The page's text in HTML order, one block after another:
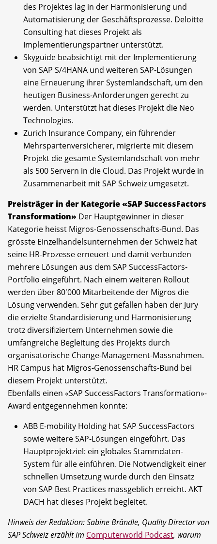
des Projektes lag in der Harmonisierung und
Automatisierung der Geschäftsprozesse. Deloitte
Consulting hat dieses Projekt als
Implementierungspartner unterstützt.
Skyguide beabsichtigt mit der Implementierung
von SAP S/4HANA und weiteren SAP-Lösungen
eine Erneuerung ihrer Systemlandschaft, um den
heutigen Business-Anforderungen gerecht zu
werden. Unterstützt hat dieses Projekt die Neo
Technologies.
Zurich Insurance Company, ein führender
Mehrspartenversicherer, migrierte mit diesem
Projekt die gesamte Systemlandschaft von mehr
als 500 Servern in die Cloud. Das Projekt wurde in
Zusammenarbeit mit SAP Schweiz umgesetzt.
Preisträger in der Kategorie «SAP SuccessFactors
Transformation» Der Hauptgewinner in dieser
Kategorie heisst Migros-Genossenschafts-Bund. Das
grösste Einzelhandelsunternehmen der Schweiz hat
seine HR-Prozesse erneuert und damit verbunden
mehrere Lösungen aus dem SAP SuccessFactors-
Portfolio eingeführt. Nach einem weiteren Rollout
werden über 80'000 Mitarbeitende der Migros die
Lösung verwenden. Sehr gut gefallen haben der Jury
die erzielte Standardisierung und Harmonisierung
trotz diversifiziertem Unternehmen sowie die
umfangreiche Begleitung des Projekts durch
organisatorische Change-Management-Massnahmen.
HR Campus hat Migros-Genossenschafts-Bund bei
diesem Projekt unterstützt.
Ebenfalls einen «SAP SuccessFactors Transformation»-
Award entgegennehmen konnte:
ABB E-mobility Holding hat SAP SuccessFactors
sowie weitere SAP-Lösungen eingeführt. Das
Hauptprojektziel: ein globales Stammdaten-
System für alle einführen. Die Notwendigkeit einer
schnellen Umsetzung wurde durch den Einsatz
von SAP Best Practices massgeblich erreicht. AKT
DACH hat dieses Projekt begleitet.
Hinweis der Redaktion: Sabine Brändle, Quality Director von
SAP Schweiz erzählt im Computerworld Podcast, warum